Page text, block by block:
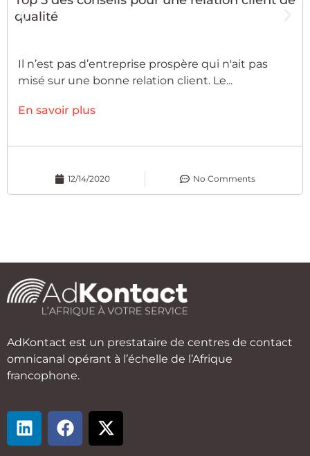
qualité
Il n’est pas d’entreprise prospère qui n'ait pas
misé sur une bonne relation client. Le...
En savoir plus
12/14/2020 No Comments
AdKontact est un prestataire de centres de contact
omnicanal opérant à l’échelle de l’Afrique
francophone.